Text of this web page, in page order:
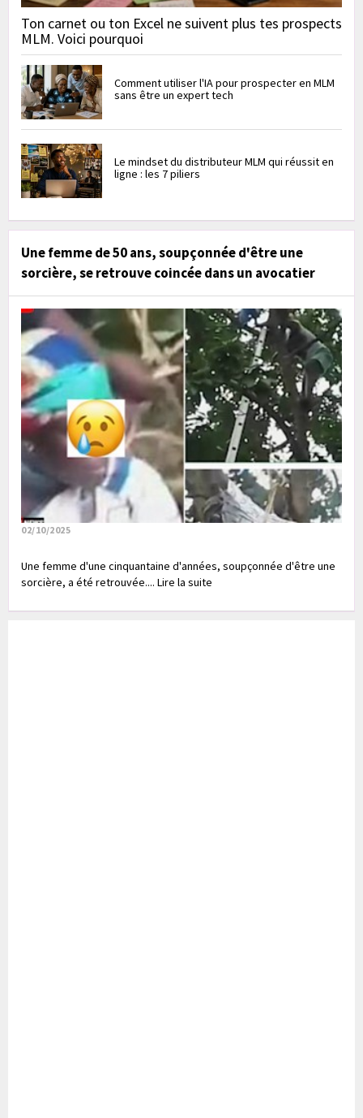
Ton carnet ou ton Excel ne suivent plus tes prospects
MLM. Voici pourquoi
Comment utiliser l'IA pour prospecter en MLM
sans être un expert tech
Le mindset du distributeur MLM qui réussit en
ligne : les 7 piliers
Une femme de 50 ans, soupçonnée d'être une
sorcière, se retrouve coincée dans un avocatier
02/10/2025
Une femme d'une cinquantaine d'années, soupçonnée d'être une
sorcière, a été retrouvée.... Lire la suite